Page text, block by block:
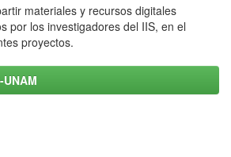
materiales y recursos digitales
por los investigadores del IIS, en el
proyectos.